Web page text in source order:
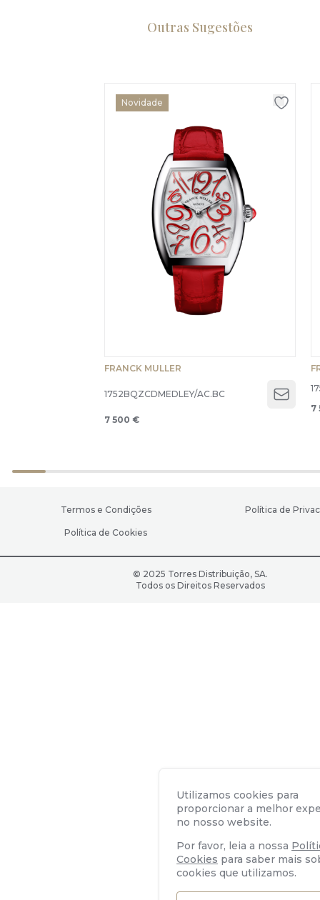
Outras Sugestões
Novidade
FRANCK MULLER
1752BQZCDMEDLEY/AC.BC
Open
7 500 €
7
Termos e Condições Política de
Política de Cookies
© 2025 Torres Distribuição, SA.
Todos os Direitos Reservados
Utilizamos cookies para
proporcionar a melhor
no nosso website.
Por favor, leia a nossa
Cookies para saber mais
cookies que utilizamos.